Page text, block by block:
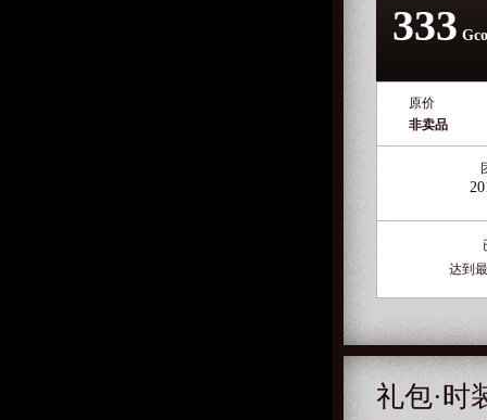
333
原价
非卖品
达到
礼包·时